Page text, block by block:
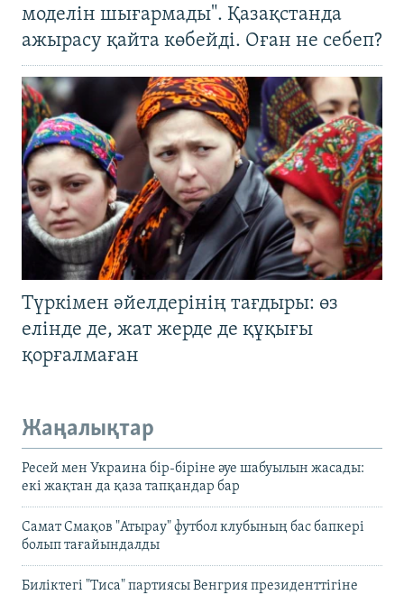
моделін шығармады". Қазақстанда
ажырасу қайта көбейді. Оған не себеп?
Түркімен әйелдерінің тағдыры: өз
елінде де, жат жерде де құқығы
қорғалмаған
Жаңалықтар
Ресей мен Украина бір-біріне әуе шабуылын жасады:
екі жақтан да қаза тапқандар бар
Самат Смақов "Атырау" футбол клубының бас бапкері
болып тағайындалды
Биліктегі "Тиса" партиясы Венгрия президенттігіне